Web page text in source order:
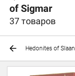
of Sigmar
37 товаров
Hedonites of